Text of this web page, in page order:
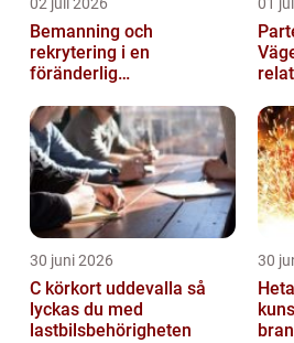
Bemanning och
rekrytering i en
föränderlig
30 juni 2026
C körkort uddevalla så
lyckas du med
lastbilsbehörigheten
30